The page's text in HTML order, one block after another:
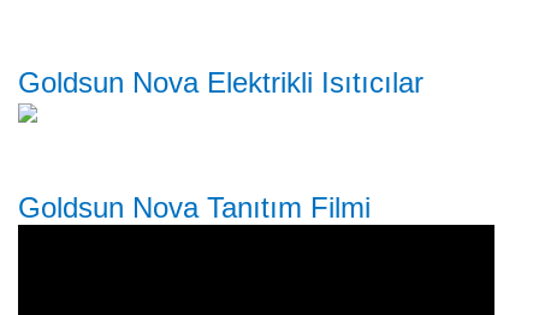
Goldsun Nova Elektrikli Isıtıcılar
Goldsun Nova Tanıtım Filmi